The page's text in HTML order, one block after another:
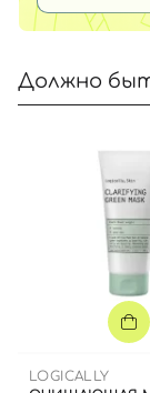
Должно
LOGICALLY